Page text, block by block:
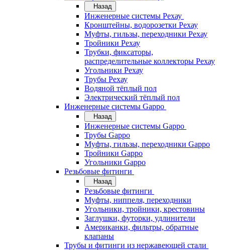
Назад
Инженерные системы Рехау
Кронштейны, водорозетки Рехау
Муфты, гильзы, переходники Рехау
Тройники Рехау
Трубки, фиксаторы,
распределительные коллекторы Рехау
Угольники Рехау
Трубы Рехау
Водяной тёплый пол
Электрический тёплый пол
Инженерные системы Gappo
Назад
Инженерные системы Gappo
Трубы Gappo
Муфты, гильзы, переходники Gappo
Тройники Gappo
Угольники Gappo
Резьбовые фитинги
Назад
Резьбовые фитинги
Муфты, ниппеля, переходники
Угольники, тройники, крестовины
Заглушки, футорки, удлинители
Американки, фильтры, обратные
клапаны
Трубы и фитинги из нержавеющей стали